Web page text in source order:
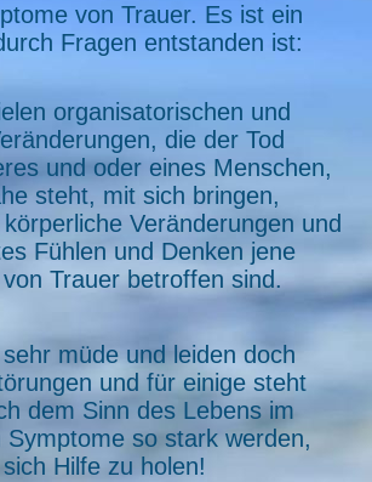
von Trauer. Es ist ein
Fragen entstanden ist:
organisatorischen und
die der Tod
und oder eines Menschen,
steht, mit sich bringen,
Veränderungen und
Fühlen und Denken jene
Trauer betroffen sind.
müde und leiden doch
und für einige steht
dem Sinn des Lebens im
Symptome so stark werden,
Hilfe zu holen!